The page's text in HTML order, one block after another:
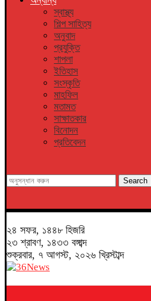
স্বাস্থ্য
শিল্প সাহিত্য
অনুবাদ
প্রযুক্তি
শাপলা
ইতিহাস
সংস্কৃতি
মাহফিল
মতামত
সাক্ষাতকার
বিনোদন
প্রতিবেদন
Search
২৪ সফর, ১৪৪৮ হিজরি
২৩ শ্রাবণ, ১৪৩৩ বঙ্গাব্দ
শুক্রবার, ৭ আগস্ট, ২০২৬ খ্রিস্টাব্দ